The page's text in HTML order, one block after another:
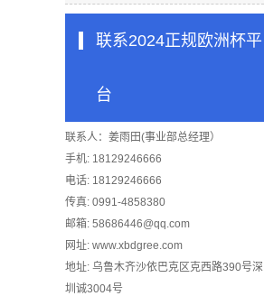
联系2024正规欧洲杯平
台
联系人：姜雨田(事业部总经理）
手机: 18129246666
电话: 18129246666
传真: 0991-4858380
邮箱: 58686446@qq.com
网址: www.xbdgree.com
地址: 乌鲁木齐沙依巴克区克西路390号深
圳诚3004号